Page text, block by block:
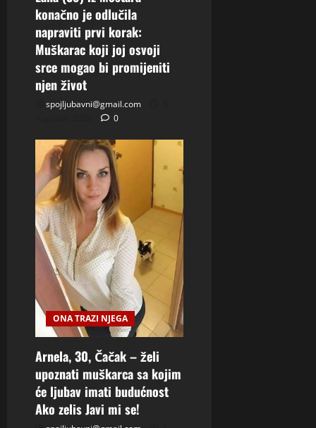
konačno je odlučila
napraviti prvi korak:
Muškarac koji joj osvoji
srce mogao bi promijeniti
njen život
spojljubavni@gmail.com
0
ONA TRAZI NJEGA
Arnela, 30, Čačak – želi
upoznati muškarca sa kojim
će ljubav imati budućnost
Ako zelis Javi mi se!